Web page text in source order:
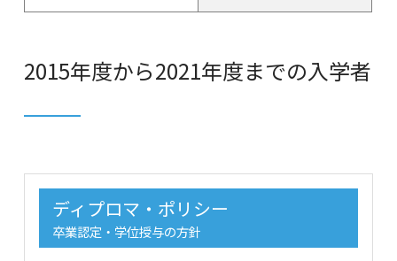
2015年度から2021年度までの入学者
ディプロマ・ポリシー
卒業認定・学位授与の方針